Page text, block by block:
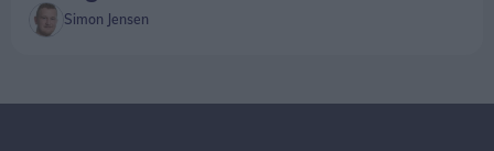
Simon Jensen